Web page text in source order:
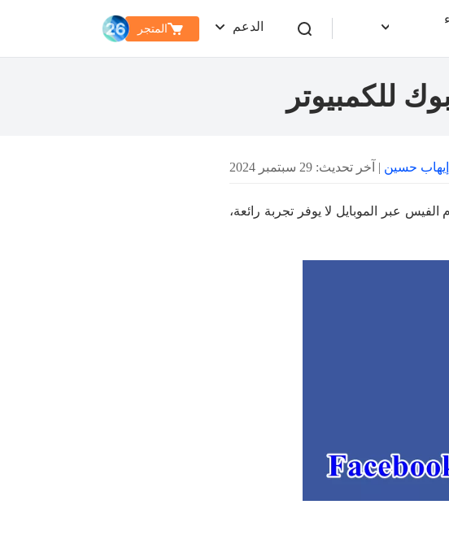
الدعم المتجر
للكمبيوتر
إيهاب حسين | آخر تحديث: 29 سبتمبر 2024
عبر الموبايل لا يوفر تجربة رائعة،